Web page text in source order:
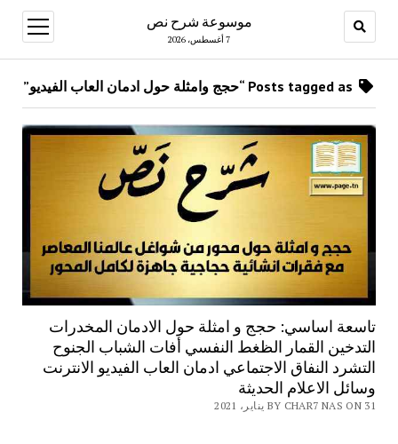
موسوعة شرح نص
7 أغسطس، 2026
open
menu
تاسعة اساسي: حجج و امثلة حول الادمان المخدرات
التدخين القمار الظغط النفسي أفات الشباب الجنوح
التشرد النفاق الاجتماعي ادمان العاب الفيديو الانترنت
وسائل الاعلام الحديثة
BY CHAR7 NAS ON 31 يناير، 2021